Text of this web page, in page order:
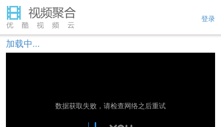
登录
加载中...
数据获取失败，请检查网络之后重试